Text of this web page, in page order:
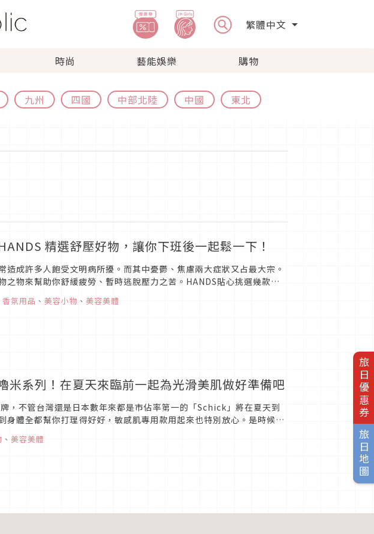
繁體中文
時尚 藝能娛樂 購物
九州 四國 中部北陸 中國 東北
旅日優惠券
旅日地圖
精選舒壓好物，讓你下班後一起鬆一下！
成許多人飽受文明病所擾。而其中憂鬱、焦慮兩大症狀又占最大宗。
之物來幫助你舒緩疲勞、暫時逃脫壓力之苦。HANDS貼心挑選幾款居
香氛用品 、 美容小物 、 美容美體
米系列！在夏天來臨前一起為光滑美肌做好準備吧
，不管台灣還是日本數年來都是市佔率第一的「Schick」將在夏天到
身體全都幫你打理得好好，敏感肌專用款用起來也特別放心。是時候該
、 美容美體